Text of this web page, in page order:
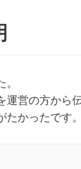
営の方から
かったです。